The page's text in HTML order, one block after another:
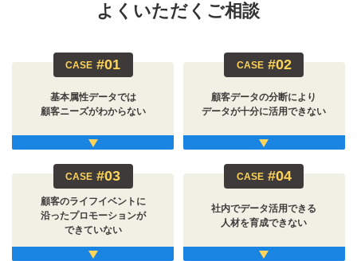
よくいただくご相談
CASE #01
基本属性データでは
顧客ニーズがわからない
CASE #02
顧客データの分断により
データが十分に活用できない
CASE #03
顧客のライフイベントに
沿ったプロモーションが
できていない
CASE #04
社内でデータ活用できる
人材を育成できない